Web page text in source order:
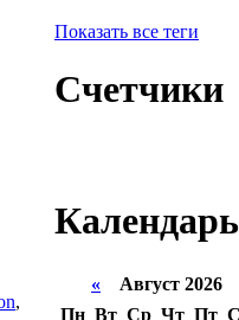
,
Показать все теги
Счетчики
Календарь
« Август 2026
Пн Вт Ср Чт Пт